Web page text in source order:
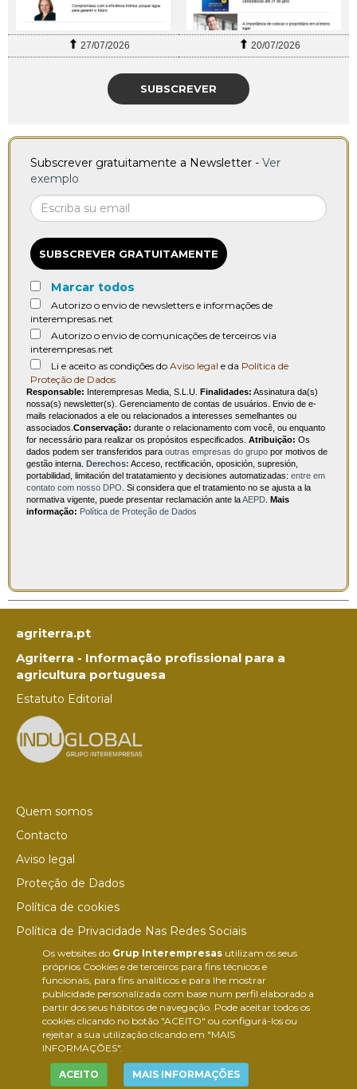
Os websites do Grup Interempresasutilizam os seus
próprios Cookies e de terceiros para fins técnicos e
funcionais, para fins analíticos e para lhe mostrar
publicidade personalizada com base num perfil elaborado a
partir dos seus hábitos de navegação. Pode aceitar todos os
cookies clicando no botão "ACEITO" ou configurá-los ou
rejeitar a sua utilização clicando em "MAIS
INFORMAÇÕES".
ACEITO MAIS INFORMAÇÕES
27/07/2026 20/07/2026
SUBSCREVER
Subscrever gratuitamente a Newsletter - Ver
exemplo
SUBSCREVER GRATUITAMENTE
Marcar todos
Autorizo o envio de newsletters e informações de
interempresas.net
Autorizo o envio de comunicações de terceiros via
interempresas.net
Li e aceito as condições do Aviso legal e da Política de
Proteção de Dados
Responsable: Interempresas Media, S.L.U. Finalidades: Assinatura da(s)
nossa(s) newsletter(s). Gerenciamento de contas de usuários. Envio de e-
mails relacionados a ele ou relacionados a interesses semelhantes ou
associados. Conservação: durante o relacionamento com você, ou enquanto
for necessário para realizar os propósitos especificados. Atribuição: Os
dados podem ser transferidos para outras empresas do grupo por motivos de
gestão interna. Derechos: Acceso, rectificación, oposición, supresión,
portabilidad, limitación del tratatamiento y decisiones automatizadas: entre em
contato com nosso DPO . Si considera que el tratamiento no se ajusta a la
normativa vigente, puede presentar reclamación ante laAEPD Mais
informação: Política de Proteção de Dados
agriterra.pt
Agriterra - Informação profissional para a
agricultura portuguesa
Estatuto Editorial
Quem somos
Contacto
Aviso legal
Proteção de Dados
Política de cookies
Política de Privacidade Nas Redes Sociais
Canal de denúncias
Colaborações editoriais